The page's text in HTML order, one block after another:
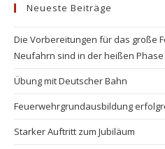
Neueste Beiträge
Die Vorbereitungen für das große
Neufahrn sind in der heißen Phase
Übung mit Deutscher Bahn
Feuerwehrgrundausbildung
Starker Auftritt zum Jubiläum